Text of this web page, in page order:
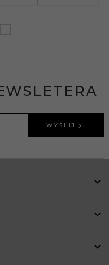
WYŚLIJ